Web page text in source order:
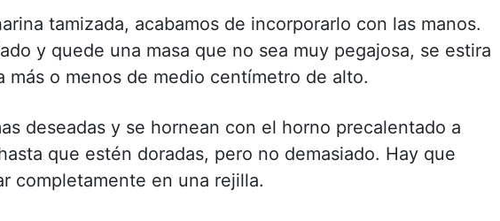
tamizada, acabamos de incorporarlo con las manos.
y quede una masa que no sea muy pegajosa, se estira
más o menos de medio centímetro de alto.
deseadas y se hornean con el horno precalentado a
que estén doradas, pero no demasiado. Hay que
completamente en una rejilla.